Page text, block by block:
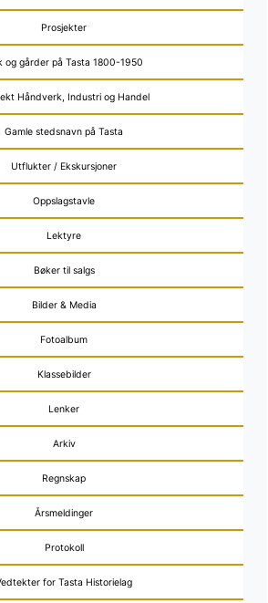
Prosjekter
og gårder på Tasta 1800-1950
Håndverk, Industri og Handel
Gamle stedsnavn på Tasta
Utflukter / Ekskursjoner
Oppslagstavle
Lektyre
Bøker til salgs
Bilder & Media
Fotoalbum
Klassebilder
Lenker
Arkiv
Regnskap
Årsmeldinger
Protokoll
for Tasta Historielag